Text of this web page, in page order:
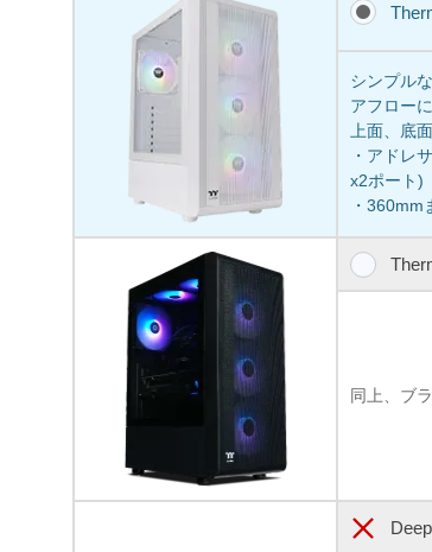
シンプル
アフロー
上面、底
・アドレ
x2ポート)
・360mm
同上、ブ